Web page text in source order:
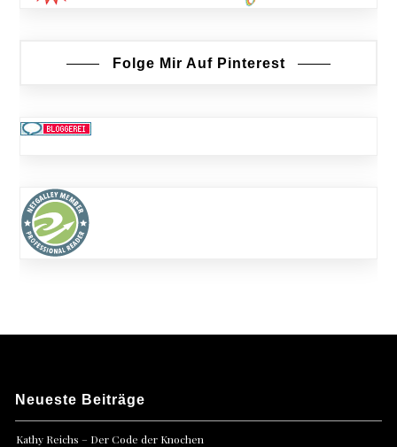
Folge Mir Auf Pinterest
Neueste Beiträge
Kathy Reichs – Der Code der Knochen